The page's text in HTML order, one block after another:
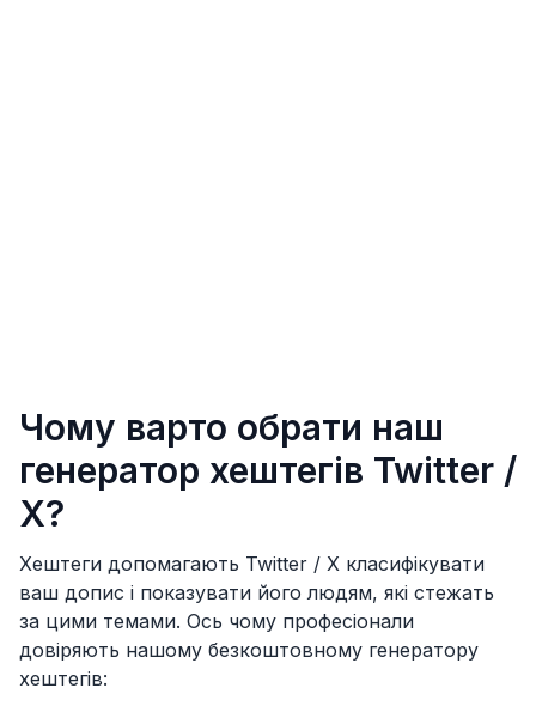
Чому варто обрати наш
генератор хештегів Twitter /
X?
Хештеги допомагають Twitter / X класифікувати
ваш допис і показувати його людям, які стежать
за цими темами. Ось чому професіонали
довіряють нашому безкоштовному генератору
хештегів: